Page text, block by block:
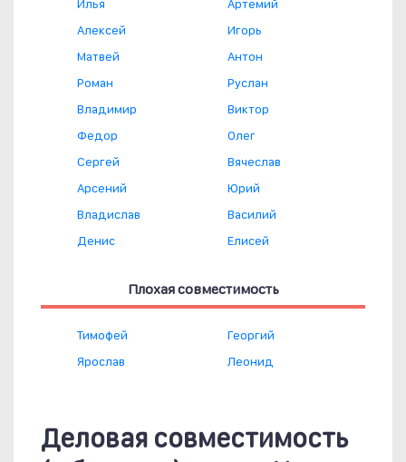
Илья
Алексей
Матвей
Роман
Владимир
Федор
Сергей
Арсений
Владислав
Денис
Артемий
Игорь
Антон
Руслан
Виктор
Олег
Вячеслав
Юрий
Василий
Елисей
Плохая совместимость
Тимофей
Ярослав
Георгий
Леонид
Деловая совместимость